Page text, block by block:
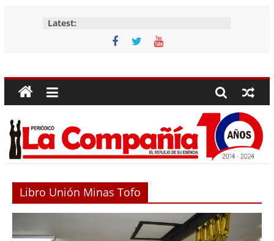
Latest:
Periódico
La
Compañía
de
las
Compañías
Libro Unión Minas Tofo